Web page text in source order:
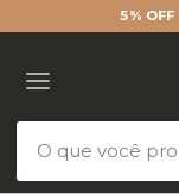
5% OFF